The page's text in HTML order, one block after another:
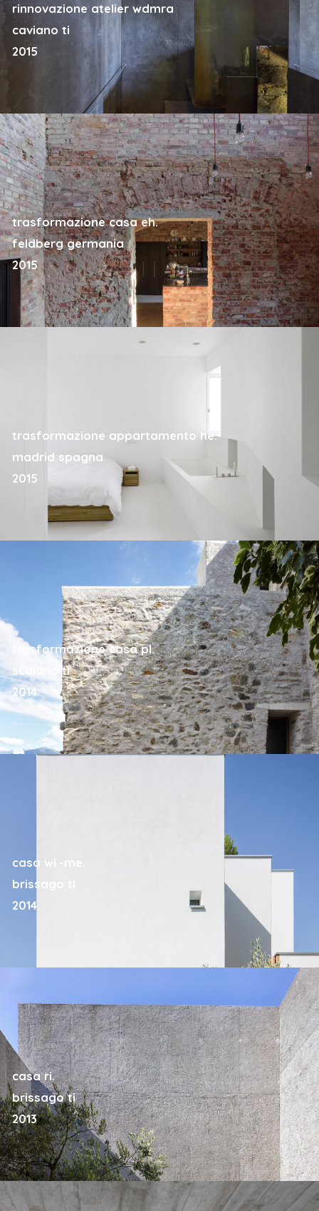
rinnovazione atelier wdmra
caviano ti
2015
trasformazione casa eh.
feldberg germania
2015
trasformazione appartamento he.
madrid spagna
2015
trasformazione casa pl.
scaiano ti
2014
casa wi.-me.
brissago ti
2014
casa ri.
brissago ti
2013